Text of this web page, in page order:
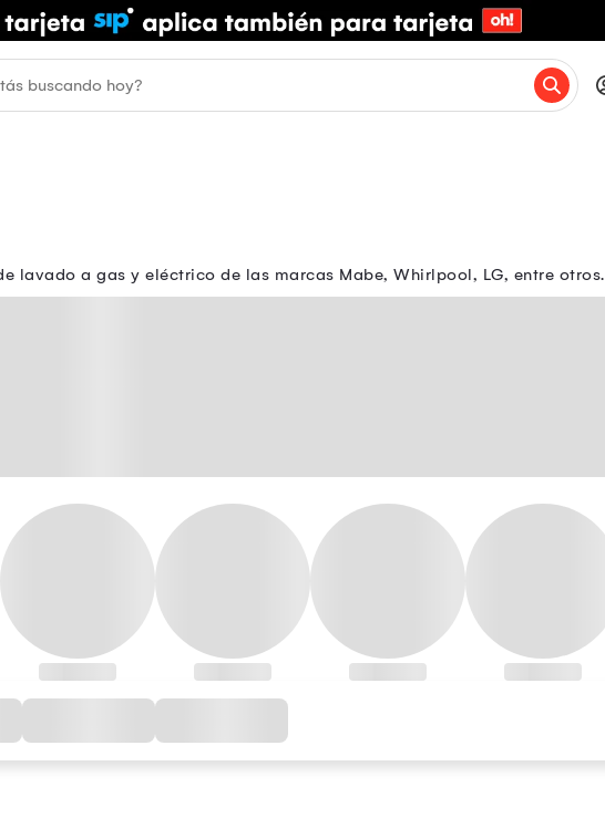
lavado a gas y eléctrico de las marcas Mabe, Whirlpool, LG, entre otros.